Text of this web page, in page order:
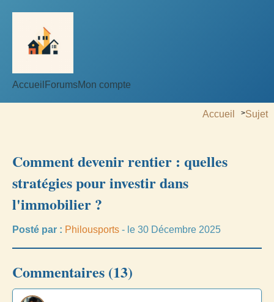
Accueil ForumsMon compte
Accueil >Sujet
Comment devenir rentier : quelles
stratégies pour investir dans
l'immobilier ?
Posté par : Philousports - le 30 Décembre 2025
Commentaires (13)